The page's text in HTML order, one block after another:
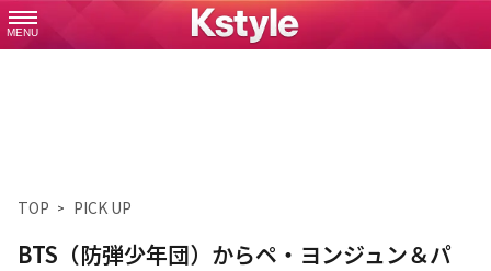
MENU
TOP PICK UP
BTS（防弾少年団）からペ・ヨンジュン＆パ